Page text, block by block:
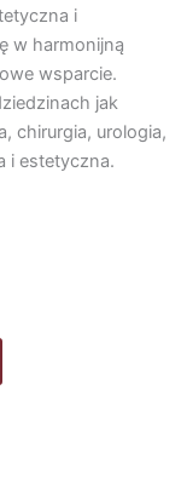
i
w harmonijną
wsparcie.
jak
chirurgia, urologia,
i estetyczna.